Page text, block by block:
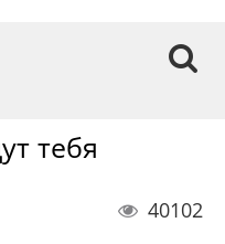
тебя
40102